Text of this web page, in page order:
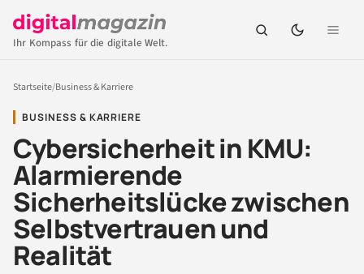
Ihr Kompass für die digitale Welt.
Startseite/Business & Karriere
BUSINESS & KARRIERE
Cybersicherheit in KMU:
Alarmierende
Sicherheitslücke zwischen
Selbstvertrauen und
Realität